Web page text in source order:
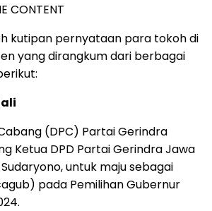
CONTENT
kutipan pernyataan para tokoh di
yang dirangkum dari berbagai
(DPC) Partai Gerindra
Ketua DPD Partai Gerindra Jawa
untuk maju sebagai
pada Pemilihan Gubernur